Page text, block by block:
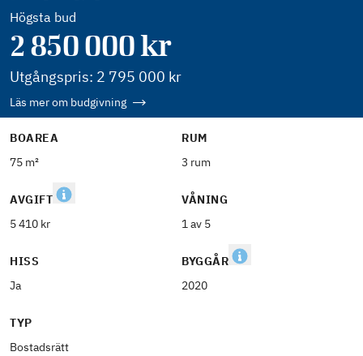
Högsta bud
2 850 000kr
Utgångspris: 2 795 000 kr
Läs mer om budgivning
BOAREA
75 m²
RUM
3 rum
AVGIFT
5 410 kr
VÅNING
1 av 5
HISS
Ja
BYGGÅR
2020
TYP
Bostadsrätt